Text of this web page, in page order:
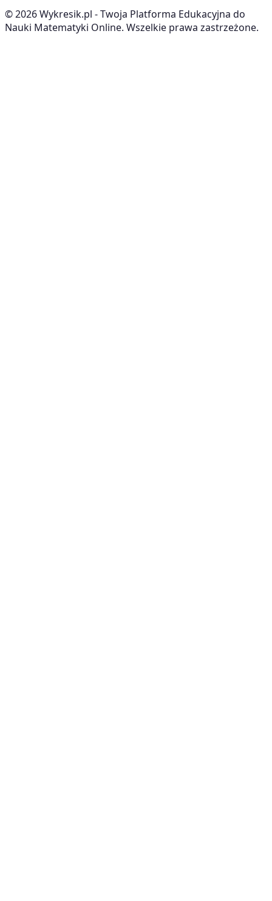
©2026Wykresik.pl - Twoja Platforma Edukacyjna do
Nauki Matematyki Online. Wszelkie prawa zastrzeżone.